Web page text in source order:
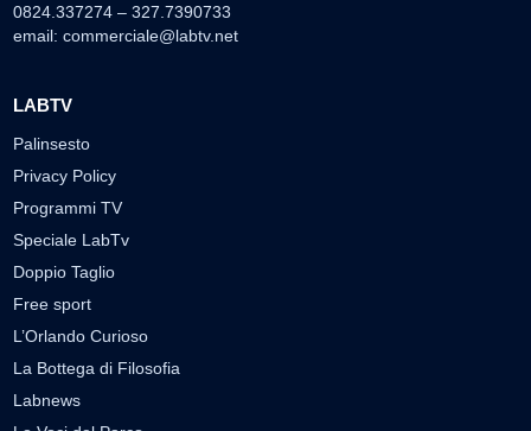
0824.337274 – 327.7390733
email: commerciale@labtv.net
LABTV
Palinsesto
Privacy Policy
Programmi TV
Speciale LabTv
Doppio Taglio
Free sport
L’Orlando Curioso
La Bottega di Filosofia
Labnews